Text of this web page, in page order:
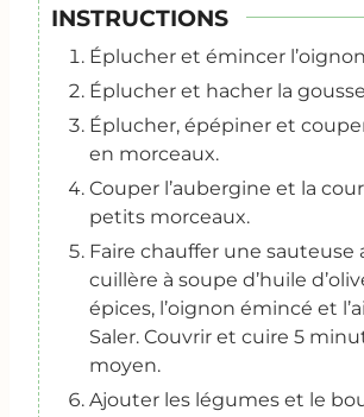
INSTRUCTIONS
Éplucher et émincer
Éplucher et hacher la gousse
Éplucher, épépiner et
en morceaux.
Couper l’aubergine et la
petits morceaux.
Faire chauffer une sauteuse
cuillère à soupe d’huile
épices, l’oignon émincé et
Saler. Couvrir et cuire 5
moyen.
Ajouter les légumes et le